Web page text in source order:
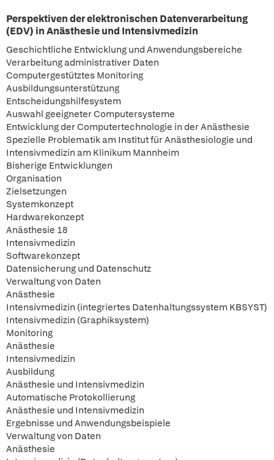
Perspektiven der elektronischen Datenverarbeitung
(EDV) in Anästhesie und Intensivmedizin
Geschichtliche Entwicklung und Anwendungsbereiche
Verarbeitung administrativer Daten
Computergestütztes Monitoring
Ausbildungsunterstützung
Entscheidungshilfesystem
Auswahl geeigneter Computersysteme
Entwicklung der Computertechnologie in der Anästhesie
Spezielle Problematik am Institut für Anästhesiologie und
Intensivmedizin am Klinikum Mannheim
Bisherige Entwicklungen
Organisation
Zielsetzungen
Systemkonzept
Hardwarekonzept
Anästhesie 18
Intensivmedizin
Softwarekonzept
Datensicherung und Datenschutz
Verwaltung von Daten
Anästhesie
Intensivmedizin (integriertes Datenhaltungssystem KBSYST)
Intensivmedizin (Graphiksystem)
Monitoring
Anästhesie
Intensivmedizin
Ausbildung
Anästhesie und Intensivmedizin
Automatische Protokollierung
Anästhesie und Intensivmedizin
Ergebnisse und Anwendungsbeispiele
Verwaltung von Daten
Anästhesie